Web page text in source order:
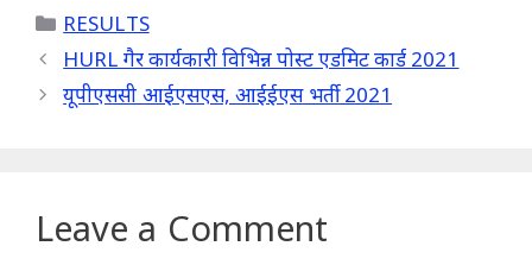
Categories
RESULTS
HURL गैर कार्यकारी विभिन्न पोस्ट एडमिट कार्ड 2021
यूपीएससी आईएसएस, आईईएस भर्ती 2021
Leave a Comment